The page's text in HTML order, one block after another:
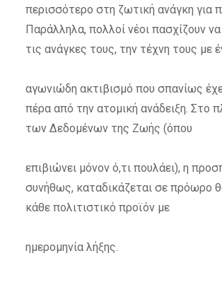
περισσότερο στη ζωτική ανάγκη για
Παράλληλα, πολλοί νέοι πασχίζουν
τις ανάγκες τους, την τέχνη τους με
αγωνιώδη ακτιβισμό που σπανίως
πέρα από την ατομική ανάδειξη. Στο
των Δεδομένων της Ζωής (όπου
επιβιώνει μόνον ό,τι πουλάει), η
συνήθως, καταδικάζεται σε πρόωρο
κάθε πολιτιστικό προϊόν με
ημερομηνία λήξης.